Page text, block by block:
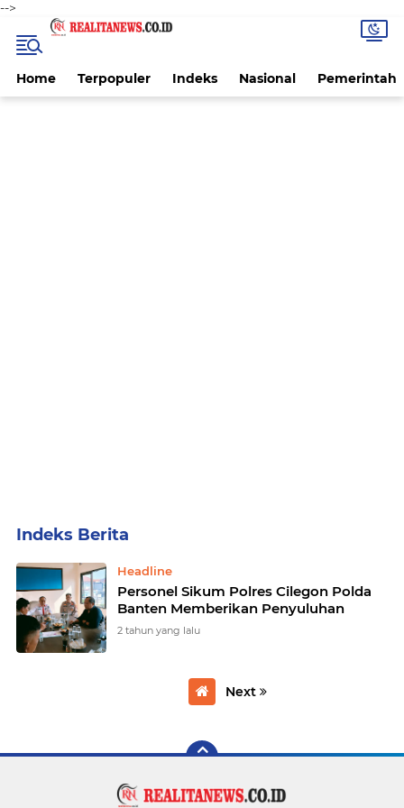
-->
Home Terpopuler Indeks Nasional Pemerintah
Headline
Personel Sikum Polres Cilegon Polda
Banten Memberikan Penyuluhan
2 tahun yang lalu
Next